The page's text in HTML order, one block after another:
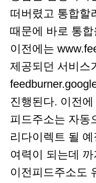
떠버렸고 통합할
때문에 바로 통합
이전에는
제공되던 서비스
진행된다. 이전
피드주소는 자동
리다이렉트 될
여력이 되는데
이전피드주소도